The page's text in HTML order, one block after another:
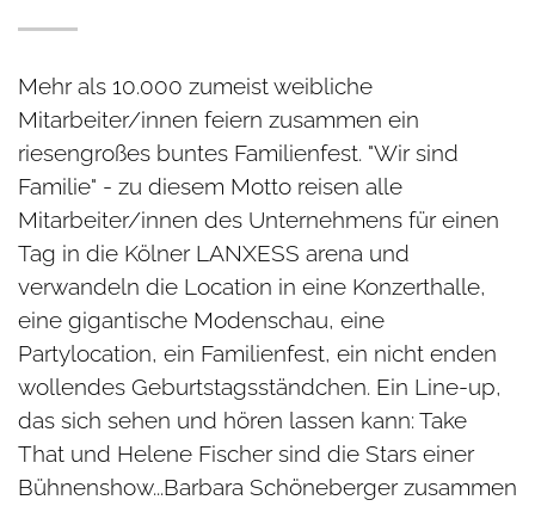
Mehr als 10.000 zumeist weibliche
Mitarbeiter/innen feiern zusammen ein
riesengroßes buntes Familienfest. "Wir sind
Familie" - zu diesem Motto reisen alle
Mitarbeiter/innen des Unternehmens für einen
Tag in die Kölner LANXESS arena und
verwandeln die Location in eine Konzerthalle,
eine gigantische Modenschau, eine
Partylocation, ein Familienfest, ein nicht enden
wollendes Geburtstagsständchen. Ein Line-up,
das sich sehen und hören lassen kann: Take
That und Helene Fischer sind die Stars einer
Bühnenshow...Barbara Schöneberger zusammen